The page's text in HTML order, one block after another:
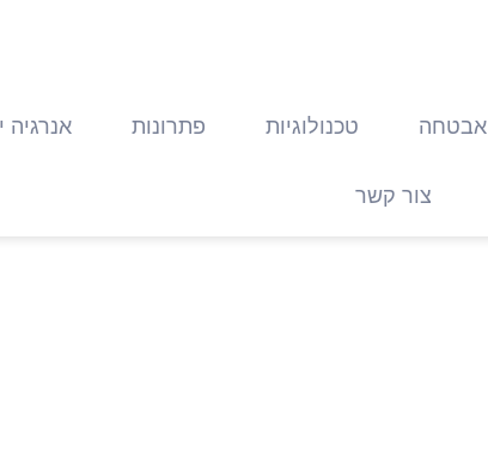
אבטחה טכנולוגיות פתרונות אנרגיה
צור קשר